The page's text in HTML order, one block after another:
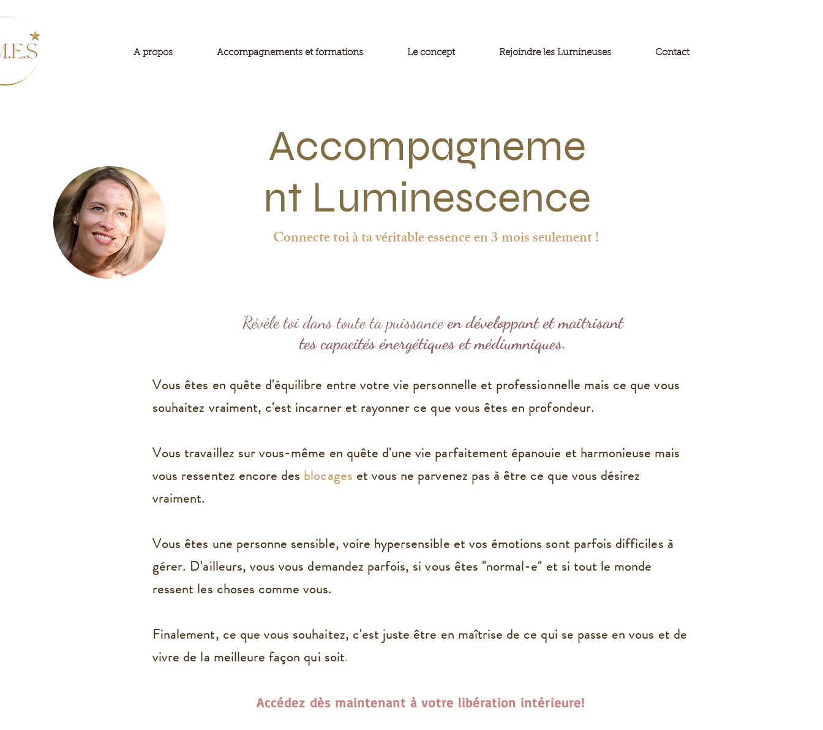
A propos Accompagnements et formations Le concept Rejoindre les Lumineuses Contact
Accompagneme
nt Luminescence
Connecte toi à ta véritable essence en3 mois seulement!
Révèle toi dans toute ta puissanceen développant et maîtrisant
tes capacités énergétiques et médiumniques.
Vous êtes en quête d'équilibre entre votre vie personnelle et professionnelle mais ce que vous
souhaitez vraiment, c'est incarner et rayonner ce que vous êtes en profondeur.
Vous travaillez sur vous-même en quête d'une vie parfaitement épanouie et harmonieuse mais
vous ressentez encore des blocages et vous ne parvenez pas à être ce que vous désirez
vraiment.
Vous êtes une personne sensible, voire hypersensible et vos émotions sont parfois difficiles à
gérer. D'ailleurs, vous vous demandez parfois, si vous êtes "normal-e" et si tout le monde
ressent les choses comme vous.
Finalement, ce que vous souhaitez, c'est juste être en maîtrise de ce qui se passe en vous et de
vivre de la meilleure façon qui soit.
Accédez dès maintenant à votre libération intérieure!